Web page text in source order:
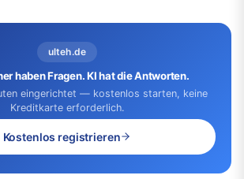
ulteh.de
haben Fragen. KI hat die Antworten.
eingerichtet — kostenlos starten, keine
Kreditkarte erforderlich.
Kostenlos registrieren